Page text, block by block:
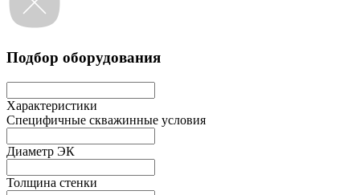
Подбор оборудования
Характеристики
Специфичные скважинные условия
Диаметр ЭК
Толщина стенки